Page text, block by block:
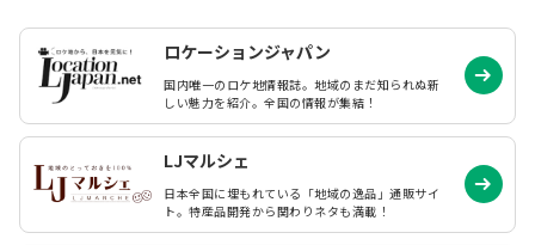
ロケーションジャパン
国内唯一のロケ地情報誌。地域のまだ知られぬ新
しい魅力を紹介。全国の情報が集結！
LJマルシェ
日本全国に埋もれている「地域の逸品」通販サイ
ト。特産品開発から関わりネタも満載！